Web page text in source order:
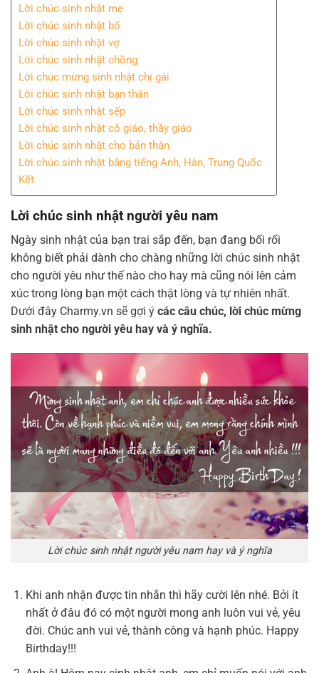
Lời chúc sinh nhật mẹ
Lời chúc sinh nhật bố
Lời chúc sinh nhật vợ
Lời chúc sinh nhật chồng
Lời chúc mừng sinh nhật chị gái
Lời chúc sinh nhật bạn thân
Lời chúc sinh nhật sếp
Lời chúc sinh nhật cô giáo, thầy giáo
Lời chúc sinh nhật cho bản thân
Lời chúc sinh nhật bằng tiếng Anh, Hàn, Trung Quốc
Kết
Lời chúc sinh nhật người yêu nam
Ngày sinh nhật của bạn trai sắp đến, bạn đang bối rối
không biết phải dành cho chàng những lời chúc sinh nhật
cho người yêu như thế nào cho hay mà cũng nói lên cảm
xúc trong lòng bạn một cách thật lòng và tự nhiên nhất.
Dưới đây Charmy.vn sẽ gợi ý các câu chúc, lời chúc mừng
sinh nhật cho người yêu hay và ý nghĩa.
Lời chúc sinh nhật người yêu nam hay và ý nghĩa
Khi anh nhận được tin nhắn thì hãy cười lên nhé. Bởi ít
nhất ở đâu đó có một người mong anh luôn vui vẻ, yêu
đời. Chúc anh vui vẻ, thành công và hạnh phúc. Happy
Birthday!!!